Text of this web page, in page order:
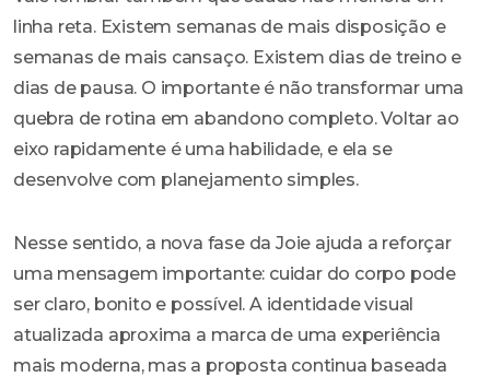
linha reta. Existem semanas de mais disposição e
semanas de mais cansaço. Existem dias de treino e
dias de pausa. O importante é não transformar uma
quebra de rotina em abandono completo. Voltar ao
eixo rapidamente é uma habilidade, e ela se
desenvolve com planejamento simples.
Nesse sentido, a nova fase da Joie ajuda a reforçar
uma mensagem importante: cuidar do corpo pode
ser claro, bonito e possível. A identidade visual
atualizada aproxima a marca de uma experiência
mais moderna, mas a proposta continua baseada